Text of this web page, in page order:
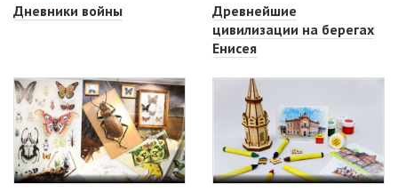
Дневники войны
Древнейшие
цивилизации на берегах
Енисея